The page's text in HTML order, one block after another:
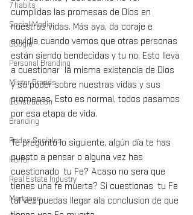
7 habits
Social Media
Google
Personal Branding
Mister Brands
Construction
Branding
Redes Sociales
Horror
Real Estate Industry
Mortgage
cumplidas las promesas de Dios en
nuestras vidas. Más aya, da coraje e
envidia cuando vemos que otras personas
están siendo bendecidas y tu no. Esto lleva
a cuestionar  la misma existencia de Dios
y su poder sobre nuestras vidas y sus
promesas. Esto es normal, todos pasamos
por esa etapa de vida.
Te pregunto lo siguiente, algún día te has
puesto a pensar o alguna vez has
cuestionado  tu Fe? Acaso no sera que
tienes una fe muerta? Si cuestionas  tu Fe
tal vez puedas llegar ala conclusion de que